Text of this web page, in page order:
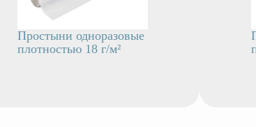
Простыни одноразовые
плотностью 18 г/м²